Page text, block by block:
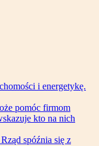
i energetykę.
pomóc firmom
kto na nich
spóźnia się z